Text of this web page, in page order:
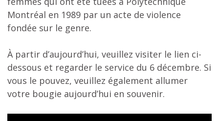
Montréal en 1989 par un acte de violence
fondée sur le genre.
À partir d’aujourd’hui, veuillez visiter le lien ci-
dessous et regarder le service du 6 décembre. Si
vous le pouvez, veuillez également allumer
votre bougie aujourd’hui en souvenir.